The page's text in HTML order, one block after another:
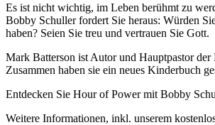
Es ist nicht wichtig, im Leben berühmt zu
Bobby Schuller fordert Sie heraus: Würden
haben? Seien Sie treu und vertrauen Sie Gott.
Mark Batterson ist Autor und Hauptpastor
Zusammen haben sie ein neues Kinderbuch
Entdecken Sie Hour of Power mit Bobby
Weitere Informationen, inkl. unserem